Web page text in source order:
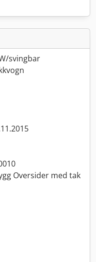
svingbar
Oversider med tak